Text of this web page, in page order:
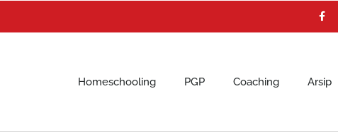
a
c
e
Homeschooling PGP Coaching Arsip